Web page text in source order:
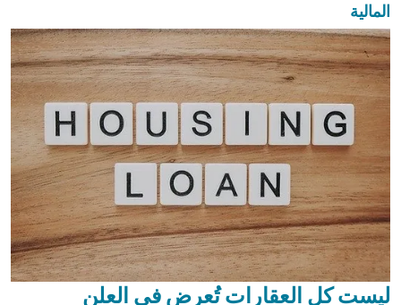
المالية
ليست كل العقارات تُعرض في العلن